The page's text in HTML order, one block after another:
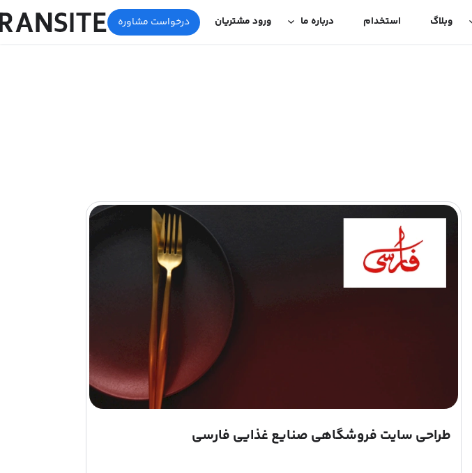
وبلاگ استخدام درباره ما ورود مشتریان درخواست مشاوره
طراحی سایت فروشگاهی صنایع غذایی فارسی